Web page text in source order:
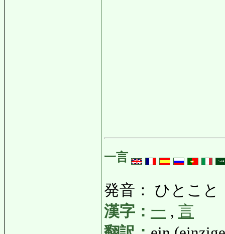
一言
発音： ひとこと
漢字： 一 , 言